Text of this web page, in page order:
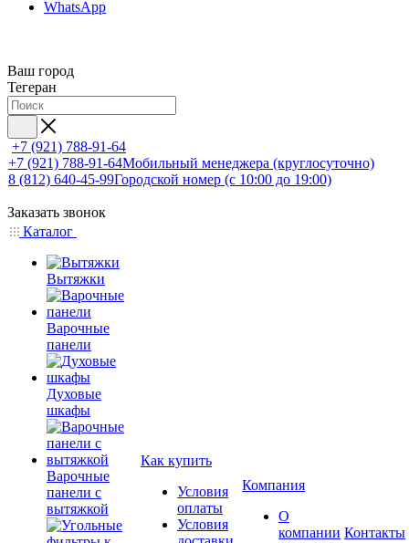
WhatsApp
Ваш город
Тегеран
+7 (921) 788-91-64
+7 (921) 788-91-64Мобильный менеджера (круглосуточно)
8 (812) 640-45-99Городской номер (с 10:00 до 19:00)
Заказать звонок
Каталог
Вытяжки
Варочные
панели
Духовые
шкафы
Варочные
панели с
вытяжкой
Как купить
Условия
оплаты
Условия
Компания
О
компании Контакты